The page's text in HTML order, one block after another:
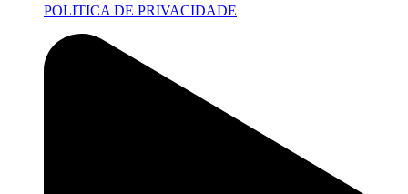
POLITICA DE PRIVACIDADE